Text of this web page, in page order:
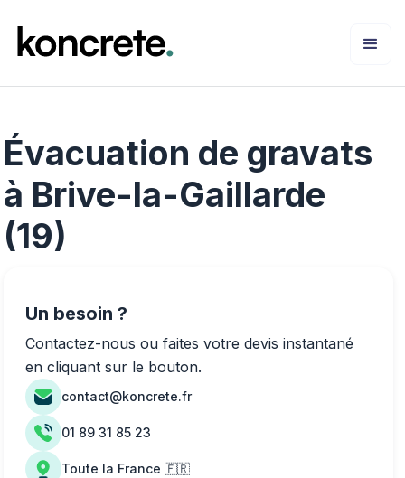
Évacuation de gravats
à Brive-la-Gaillarde
(19)
Un besoin ?
Contactez-nous ou faites votre devis instantané
en cliquant sur le bouton.
contact@koncrete.fr
01 89 31 85 23
Toute la France 🇫🇷